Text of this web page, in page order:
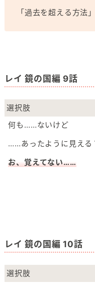
「過去を超える方法
レイ 鏡の国編 9話
選択肢
何も……ないけど
……あったように見える
お、覚えてない……
レイ 鏡の国編 10話
選択肢